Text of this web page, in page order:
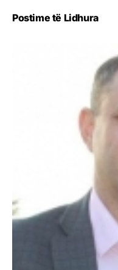
Postime të Lidhura